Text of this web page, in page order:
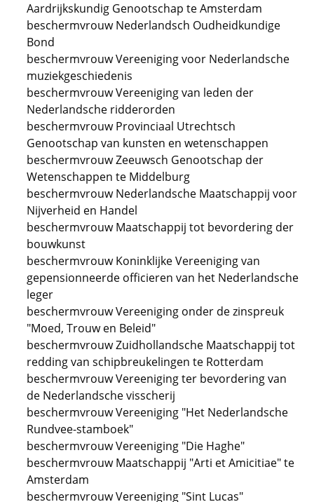
Aardrijkskundig Genootschap te Amsterdam
beschermvrouw Nederlandsch Oudheidkundige
Bond
beschermvrouw Vereeniging voor Nederlandsche
muziekgeschiedenis
beschermvrouw Vereeniging van leden der
Nederlandsche ridderorden
beschermvrouw Provinciaal Utrechtsch
Genootschap van kunsten en wetenschappen
beschermvrouw Zeeuwsch Genootschap der
Wetenschappen te Middelburg
beschermvrouw Nederlandsche Maatschappij voor
Nijverheid en Handel
beschermvrouw Maatschappij tot bevordering der
bouwkunst
beschermvrouw Koninklijke Vereeniging van
gepensionneerde officieren van het Nederlandsche
leger
beschermvrouw Vereeniging onder de zinspreuk
"Moed, Trouw en Beleid"
beschermvrouw Zuidhollandsche Maatschappij tot
redding van schipbreukelingen te Rotterdam
beschermvrouw Vereeniging ter bevordering van
de Nederlandsche visscherij
beschermvrouw Vereeniging "Het Nederlandsche
Rundvee-stamboek"
beschermvrouw Vereeniging "Die Haghe"
beschermvrouw Maatschappij "Arti et Amicitiae" te
Amsterdam
beschermvrouw Vereeniging "Sint Lucas"